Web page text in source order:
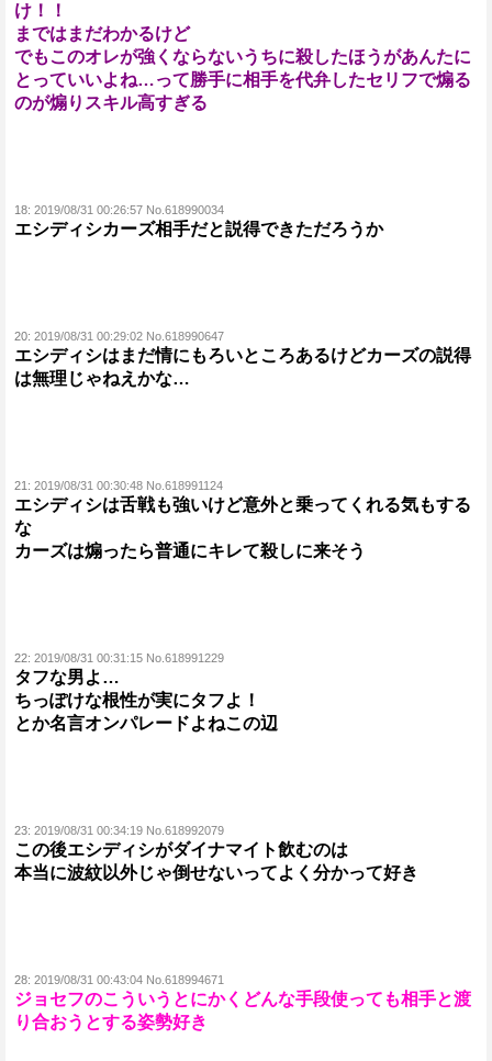
け！！
まではまだわかるけど
でもこのオレが強くならないうちに殺したほうがあんたに
とっていいよね…って勝手に相手を代弁したセリフで煽る
のが煽りスキル高すぎる
18: 2019/08/31 00:26:57 No.618990034
エシディシカーズ相手だと説得できただろうか
20: 2019/08/31 00:29:02 No.618990647
エシディシはまだ情にもろいところあるけどカーズの説得
は無理じゃねえかな…
21: 2019/08/31 00:30:48 No.618991124
エシディシは舌戦も強いけど意外と乗ってくれる気もする
な
カーズは煽ったら普通にキレて殺しに来そう
22: 2019/08/31 00:31:15 No.618991229
タフな男よ…
ちっぽけな根性が実にタフよ！
とか名言オンパレードよねこの辺
23: 2019/08/31 00:34:19 No.618992079
この後エシディシがダイナマイト飲むのは
本当に波紋以外じゃ倒せないってよく分かって好き
28: 2019/08/31 00:43:04 No.618994671
ジョセフのこういうとにかくどんな手段使っても相手と渡
り合おうとする姿勢好き